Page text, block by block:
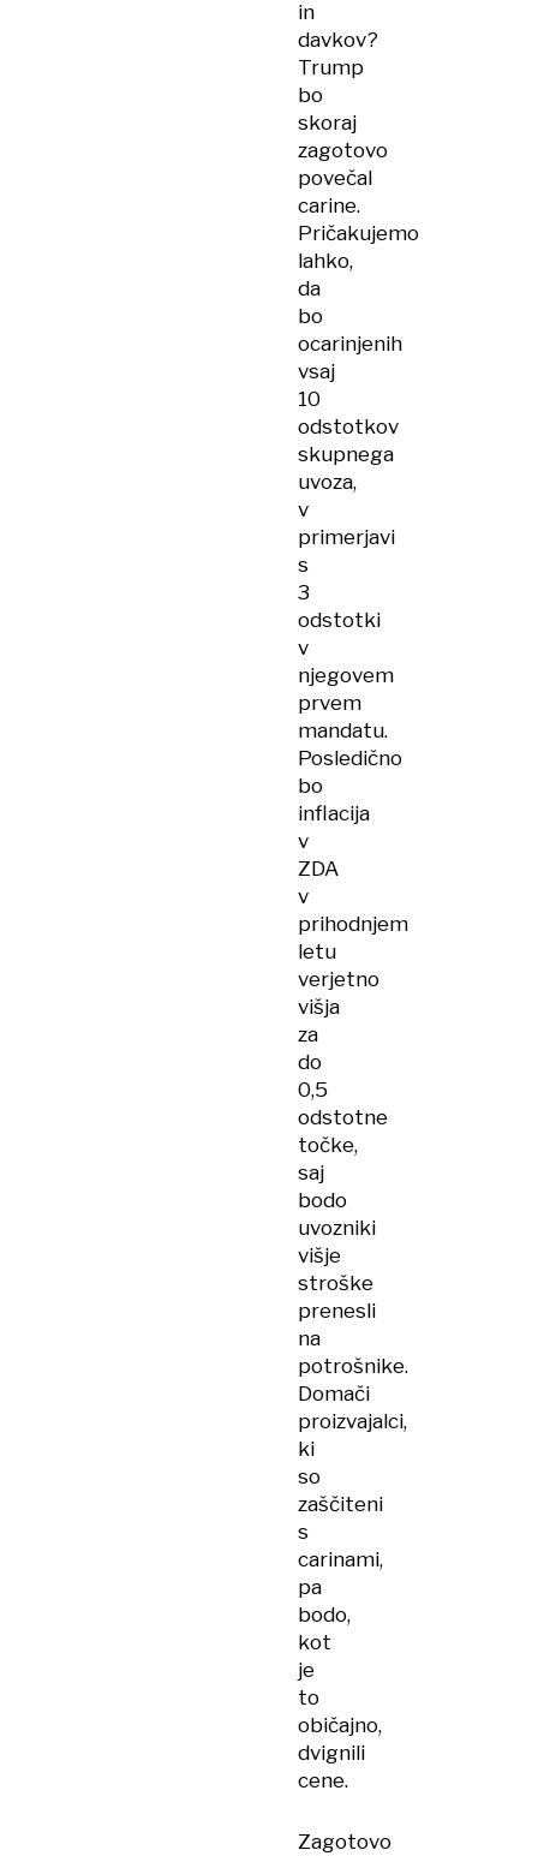
in
davkov?
Trump
bo
skoraj
zagotovo
povečal
carine.
Pričakujemo
lahko,
da
bo
ocarinjenih
vsaj
10
odstotkov
skupnega
uvoza,
v
primerjavi
s
3
odstotki
v
njegovem
prvem
mandatu.
Posledično
bo
inflacija
v
ZDA
v
prihodnjem
letu
verjetno
višja
za
do
0,5
odstotne
točke,
saj
bodo
uvozniki
višje
stroške
prenesli
na
potrošnike.
Domači
proizvajalci,
ki
so
zaščiteni
s
carinami,
pa
bodo,
kot
je
to
običajno,
dvignili
cene.
Zagotovo